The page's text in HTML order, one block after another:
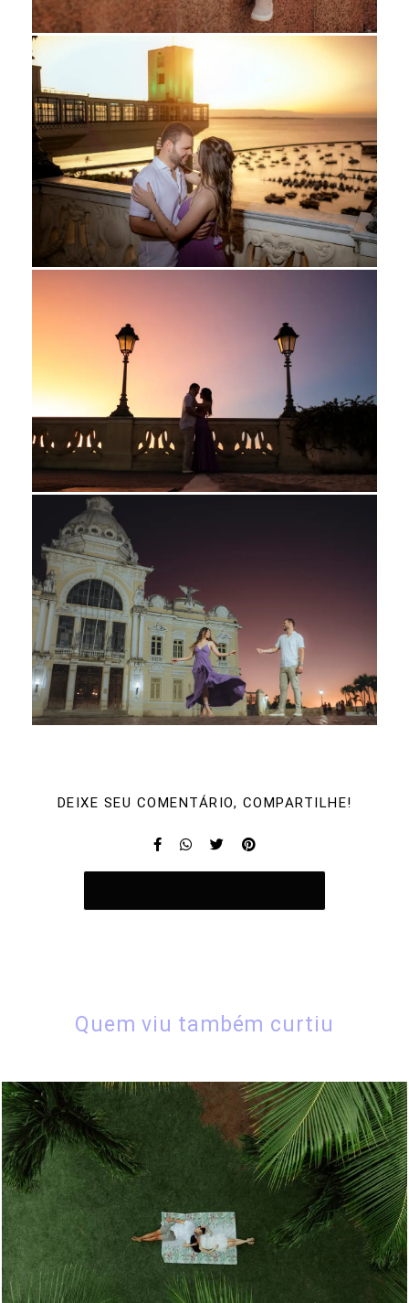
DEIXE SEU COMENTÁRIO, COMPARTILHE!
Quem viu também curtiu
459